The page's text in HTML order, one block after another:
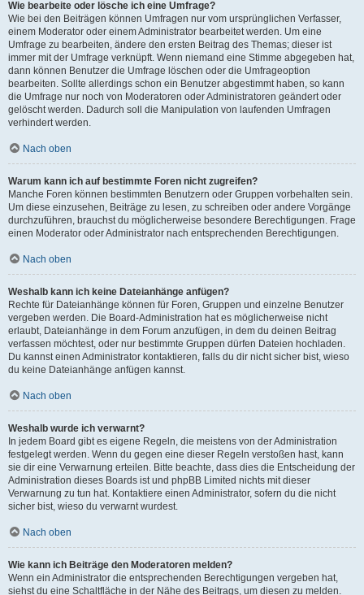
Wie bearbeite oder lösche ich eine Umfrage?
Wie bei den Beiträgen können Umfragen nur vom ursprünglichen Verfasser,
einem Moderator oder einem Administrator bearbeitet werden. Um eine
Umfrage zu bearbeiten, ändere den ersten Beitrag des Themas; dieser ist
immer mit der Umfrage verknüpft. Wenn niemand eine Stimme abgegeben hat,
dann können Benutzer die Umfrage löschen oder die Umfrageoption
bearbeiten. Sollte allerdings schon ein Benutzer abgestimmt haben, so kann
die Umfrage nur noch von Moderatoren oder Administratoren geändert oder
gelöscht werden. Dadurch soll die Manipulation von laufenden Umfragen
verhindert werden.
Nach oben
Warum kann ich auf bestimmte Foren nicht zugreifen?
Manche Foren können bestimmten Benutzern oder Gruppen vorbehalten sein.
Um diese einzusehen, Beiträge zu lesen, zu schreiben oder andere Vorgänge
durchzuführen, brauchst du möglicherweise besondere Berechtigungen. Frage
einen Moderator oder Administrator nach entsprechenden Berechtigungen.
Nach oben
Weshalb kann ich keine Dateianhänge anfügen?
Rechte für Dateianhänge können für Foren, Gruppen und einzelne Benutzer
vergeben werden. Die Board-Administration hat es möglicherweise nicht
erlaubt, Dateianhänge in dem Forum anzufügen, in dem du deinen Beitrag
verfassen möchtest, oder nur bestimmte Gruppen dürfen Dateien hochladen.
Du kannst einen Administrator kontaktieren, falls du dir nicht sicher bist, wieso
du keine Dateianhänge anfügen kannst.
Nach oben
Weshalb wurde ich verwarnt?
In jedem Board gibt es eigene Regeln, die meistens von der Administration
festgelegt werden. Wenn du gegen eine dieser Regeln verstoßen hast, kann
sie dir eine Verwarnung erteilen. Bitte beachte, dass dies die Entscheidung der
Administration dieses Boards ist und phpBB Limited nichts mit dieser
Verwarnung zu tun hat. Kontaktiere einen Administrator, sofern du die nicht
sicher bist, wieso du verwarnt wurdest.
Nach oben
Wie kann ich Beiträge den Moderatoren melden?
Wenn ein Administrator die entsprechenden Berechtigungen vergeben hat,
siehst du eine Schaltfläche in der Nähe des Beitrags, um diesen zu melden.